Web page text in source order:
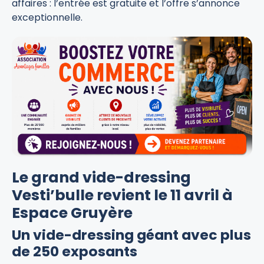
affaires : l’entrée est gratuite et l’offre s’annonce
exceptionnelle.
Le grand vide-dressing
Vesti’bulle revient le 11 avril à
Espace Gruyère
Un vide-dressing géant avec plus
de 250 exposants